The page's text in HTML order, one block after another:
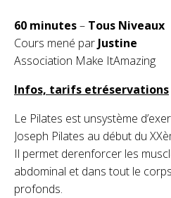
60 minutes– Tous Niveaux
Cours mené par Justine
Association Make ItAmazing
Infos, tarifs etréservations
Le Pilates est unsystème
Joseph Pilates au début du
Il permet derenforcer les
abdominal et dans tout le
profonds.